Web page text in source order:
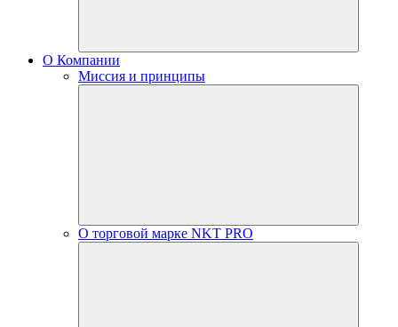
О Компании
Миссия и принципы
О торговой марке NKT PRO